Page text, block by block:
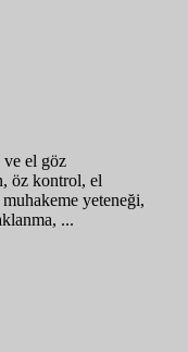
el göz
öz kontrol, el
yeteneği,
...